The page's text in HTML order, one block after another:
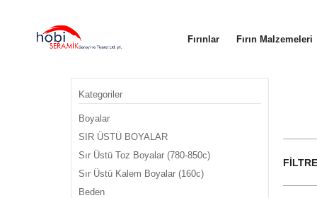
Fırınlar Fırın Malzemeleri
Kategoriler
Boyalar
SIR ÜSTÜ BOYALAR
Sır Üstü Toz Boyalar (780-850c)
Sır Üstü Kalem Boyalar (160c)
Beden